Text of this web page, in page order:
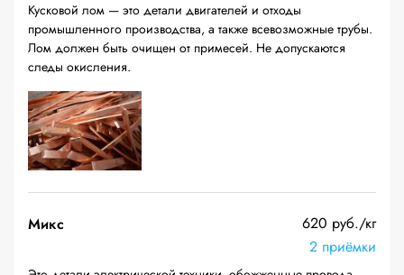
Кусковой лом — это детали двигателей и отходы
промышленного производства, а также всевозможные трубы.
Лом должен быть очищен от примесей. Не допускаются
следы окисления.
Микс
620 руб./кг
2 приёмки